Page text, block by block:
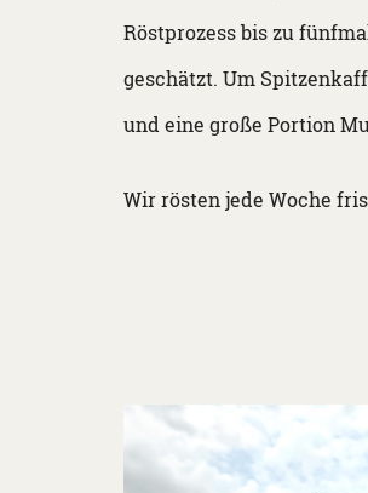
Röstprozess bis zu
geschätzt. Um
und eine große Portion
Wir rösten jede Woche